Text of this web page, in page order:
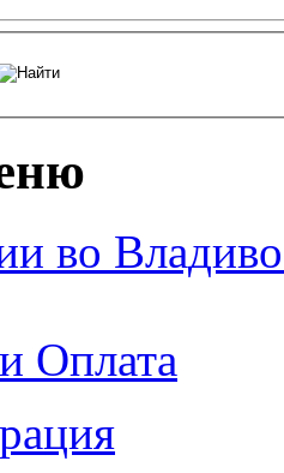
во
Оплата